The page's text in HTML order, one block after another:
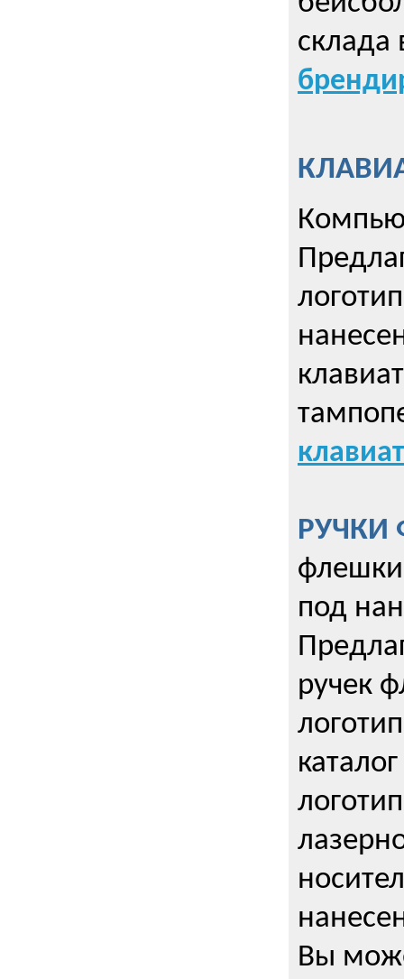
РУЧКИ
флешки
под
ручек
Вы